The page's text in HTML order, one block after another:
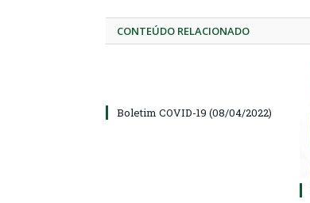
CONTEÚDO RELACIONADO
Boletim COVID-19 (08/04/2022)